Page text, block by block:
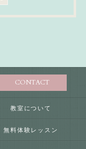
CONTACT
教室について
無料体験レッスン